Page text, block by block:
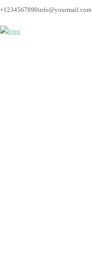
+1234567890info@yourmail.com